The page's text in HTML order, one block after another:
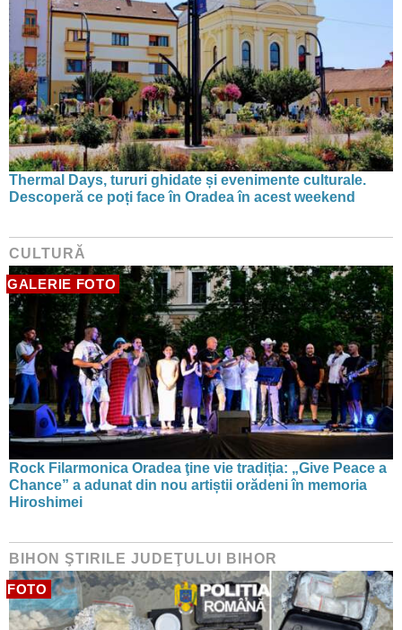
Thermal Days, tururi ghidate și evenimente culturale.
Descoperă ce poți face în Oradea în acest weekend
CULTURĂ
GALERIE FOTO
Rock Filarmonica Oradea ţine vie tradiția: „Give Peace a
Chance” a adunat din nou artiștii orădeni în memoria
Hiroshimei
BIHON ŞTIRILE JUDEŢULUI BIHOR
FOTO